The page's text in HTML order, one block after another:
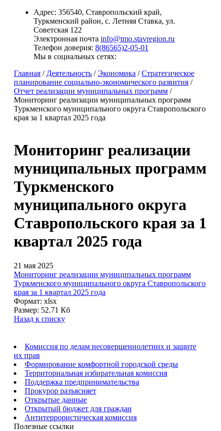
Адрес: 356540, Ставропольский край,
Туркменский район, с. Летняя Ставка, ул.
Советская 122
Электронная почта info@tmo.stavregion.ru
Телефон доверия: 8(86565)2-05-01
Мы в социальных сетях:
Главная / Деятельность / Экономика / Стратегическое
планирование социально-экономического развития /
Отчет реализации муниципальных программ /
Мониторинг реализации муниципальных программ
Туркменского муниципального округа Ставропольского
края за 1 квартал 2025 года
Мониторинг реализации
муниципальных программ
Туркменского
муниципального округа
Ставропольского края за 1
квартал 2025 года
21 мая 2025
Мониторинг реализации муниципальных программ
Туркменского муниципального округа Ставропольского
края за 1 квартал 2025 года
Формат: xlsx
Размер: 52.71 Кб
Назад к списку
Комиссия по делам несовершеннолетних и защите
их прав
Формирование комфортной городской среды
Территориальная избирательная комиссия
Поддержка предпринимательства
Прокурор разъясняет
Открытые данные
Открытый бюджет для граждан
Антитеррористическая комиссия
Полезные ссылки